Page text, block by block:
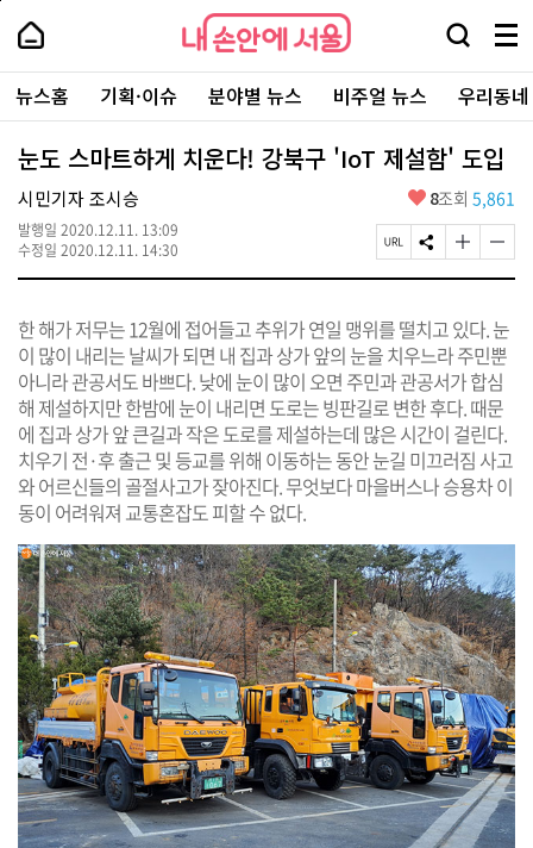
본
로
가
내
손
안
에
서
울
-
서
울
시
대
표
소
포
털
내
손
에
울
검
창
열
기
메
뉴
전
체
보
주
요
서
뉴스홈 기획·이슈 분야별 뉴스 비주얼 뉴스 우리동
눈도 스마트하게 치운다! 강북구 'IoT 제설함' 도입
시민기자 조시승
발행일 2020.12.11. 13:09
수정일 2020.12.11. 14:30
좋
요
8조회 5,861
페
이
R
L
복
사
S
N
유
하
기
글
자
크
게
변
경
하
기
글
자
작
게
변
경
하
기
한 해가 저무는 12월에 접어들고 추위가 연일 맹위를 떨치고 있다. 눈
이 많이 내리는 날씨가 되면 내 집과 상가 앞의 눈을 치우느라 주민뿐
아니라 관공서도 바쁘다. 낮에 눈이 많이 오면 주민과 관공서가 합심
해 제설하지만 한밤에 눈이 내리면 도로는 빙판길로 변한 후다. 때문
에 집과 상가 앞 큰길과 작은 도로를 제설하는데 많은 시간이 걸린다.
치우기 전·후 출근 및 등교를 위해 이동하는 동안 눈길 미끄러짐 사고
와 어르신들의 골절사고가 잦아진다. 무엇보다 마을버스나 승용차 이
동이 어려워져 교통혼잡도 피할 수 없다.
페
상
단
로